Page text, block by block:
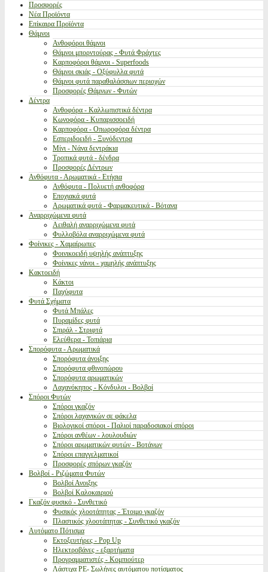
Προσφορές
Νέα Προϊόντα
Επίκαιρα Προϊόντα
Θάμνοι
Ανθοφόροι θάμνοι
Θάμνοι μπορντούρας - Φυτά Φράχτες
Καρποφόροι θάμνοι - Superfoods
Θάμνοι σκιάς - Οξύφυλλα φυτά
Θάμνοι φυτά παραθαλάσσιων περιοχών
Προσφορές Θάμνων - Φυτών
Δέντρα
Ανθοφόρα - Καλλωπιστικά δέντρα
Κωνοφόρα - Κυπαρισσοειδή
Καρποφόρα - Οπωροφόρα δέντρα
Εσπεριδοειδή - Ξυνόδεντρα
Μίνι - Νάνα δεντράκια
Τροπικά φυτά - δένδρα
Προσφορές Δέντρων
Ανθόφυτα - Αρωματικά - Ετήσια
Ανθόφυτα - Πολυετή ανθοφόρα
Εποχιακά φυτά
Αρωματικά φυτά - Φαρμακευτικά - Βότανα
Αναρριχώμενα φυτά
Αειθαλή αναρριχώμενα φυτά
Φυλλοβόλα αναρριχώμενα φυτά
Φοίνικες - Χαμαίρωπες
Φοινικοειδή υψηλής ανάπτυξης
Φοίνικες νάνοι - χαμηλής ανάπτυξης
Κακτοειδή
Κάκτοι
Παχύφυτα
Φυτά Σχήματα
Φυτά Μπάλες
Πυραμίδες φυτά
Σπιράλ - Στριφτά
Ελεύθερα - Τοπιάρια
Σπορόφυτα - Αρωματικά
Σπορόφυτα άνοιξης
Σπορόφυτα φθινοπώρου
Σπορόφυτα αρωματικών
Λαχανόκηπος - Κόνδυλοι - Βολβοί
Σπόροι Φυτών
Σπόροι γκαζόν
Σπόροι λαχανικών σε φάκελα
Βιολογικοί σπόροι - Παλιοί παραδοσιακοί σπόροι
Σπόροι ανθέων - λουλουδιών
Σπόροι αρωματικών φυτών - Βοτάνων
Σπόροι επαγγελματικοί
Προσφορές σπόρων γκαζόν
Βολβοί - Ριζώματα Φυτών
Βολβοί Ανοιξης
Βολβοί Καλοκαιριού
Γκαζόν φυσικό - Συνθετικό
Φυσικός χλοοτάπητας - Έτοιμο γκαζόν
Πλαστικός χλοοτάπητας - Συνθετικό γκαζόν
Αυτόματο Πότισμα
Εκτοξευτήρες - Pop Up
Ηλεκτροβάνες - εξαρτήματα
Προγραμματιστές - Κομπιούτερ
Λάστιχα PE- Σωλήνες αυτόματου ποτίσματος